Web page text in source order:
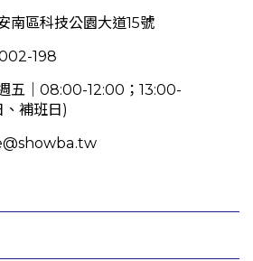
南區科技公園大道15號
198
五｜08:00-12:00；13:00-
補班日)